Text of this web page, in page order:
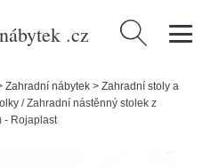
.cz Vyhledávání
Zahradní nábytek > Zahradní stoly a
/Zahradní nástěnný stolek z
- Rojaplast